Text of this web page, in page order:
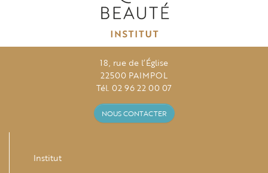
18, rue de l’Église
22500 PAIMPOL
Tél. 02 96 22 00 07
NOUS CONTACTER
Institut